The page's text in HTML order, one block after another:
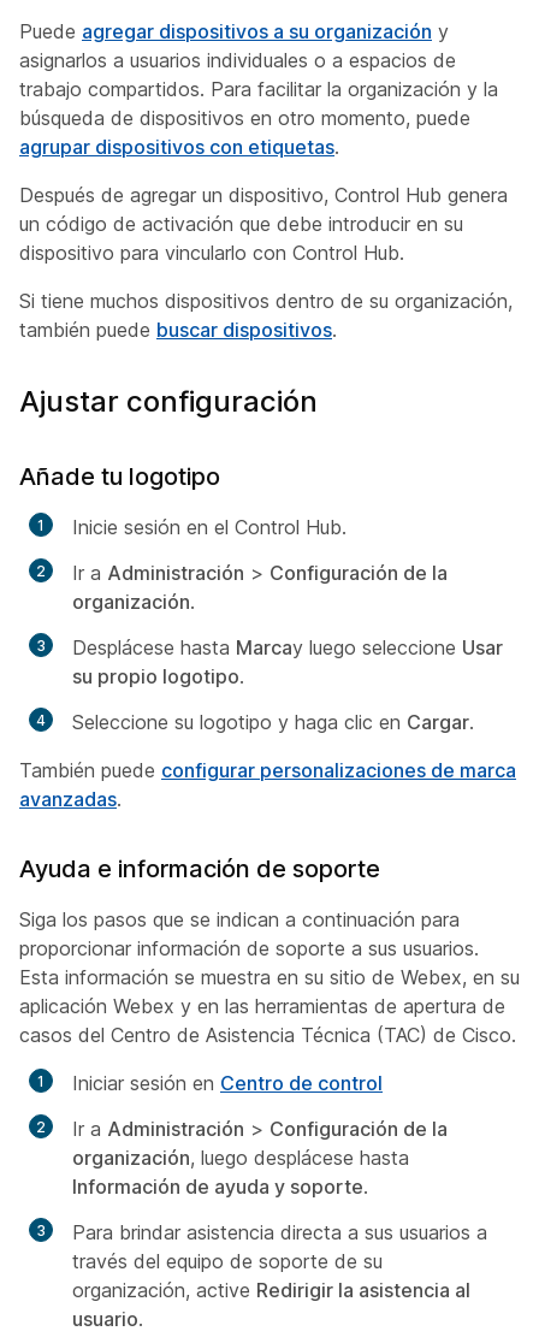
Puede agregar dispositivos a su organización y
asignarlos a usuarios individuales o a espacios de
trabajo compartidos. Para facilitar la organización y la
búsqueda de dispositivos en otro momento, puede
agrupar dispositivos con etiquetas.
Después de agregar un dispositivo, Control Hub genera
un código de activación que debe introducir en su
dispositivo para vincularlo con Control Hub.
Si tiene muchos dispositivos dentro de su organización,
también puede buscar dispositivos.
Ajustar configuración
Añade tu logotipo
Inicie sesión en el Control Hub.
Ir a Administración > Configuración de la
organización.
Desplácese hasta Marcay luego seleccione Usar
su propio logotipo.
Seleccione su logotipo y haga clic en Cargar.
También puede configurar personalizaciones de marca
avanzadas.
Ayuda e información de soporte
Siga los pasos que se indican a continuación para
proporcionar información de soporte a sus usuarios.
Esta información se muestra en su sitio de Webex, en su
aplicación Webex y en las herramientas de apertura de
casos del Centro de Asistencia Técnica (TAC) de Cisco.
Iniciar sesión en Centro de control
Ir a Administración > Configuración de la
organización, luego desplácese hasta
Información de ayuda y soporte.
Para brindar asistencia directa a sus usuarios a
través del equipo de soporte de su
organización, active Redirigir la asistencia al
usuario.